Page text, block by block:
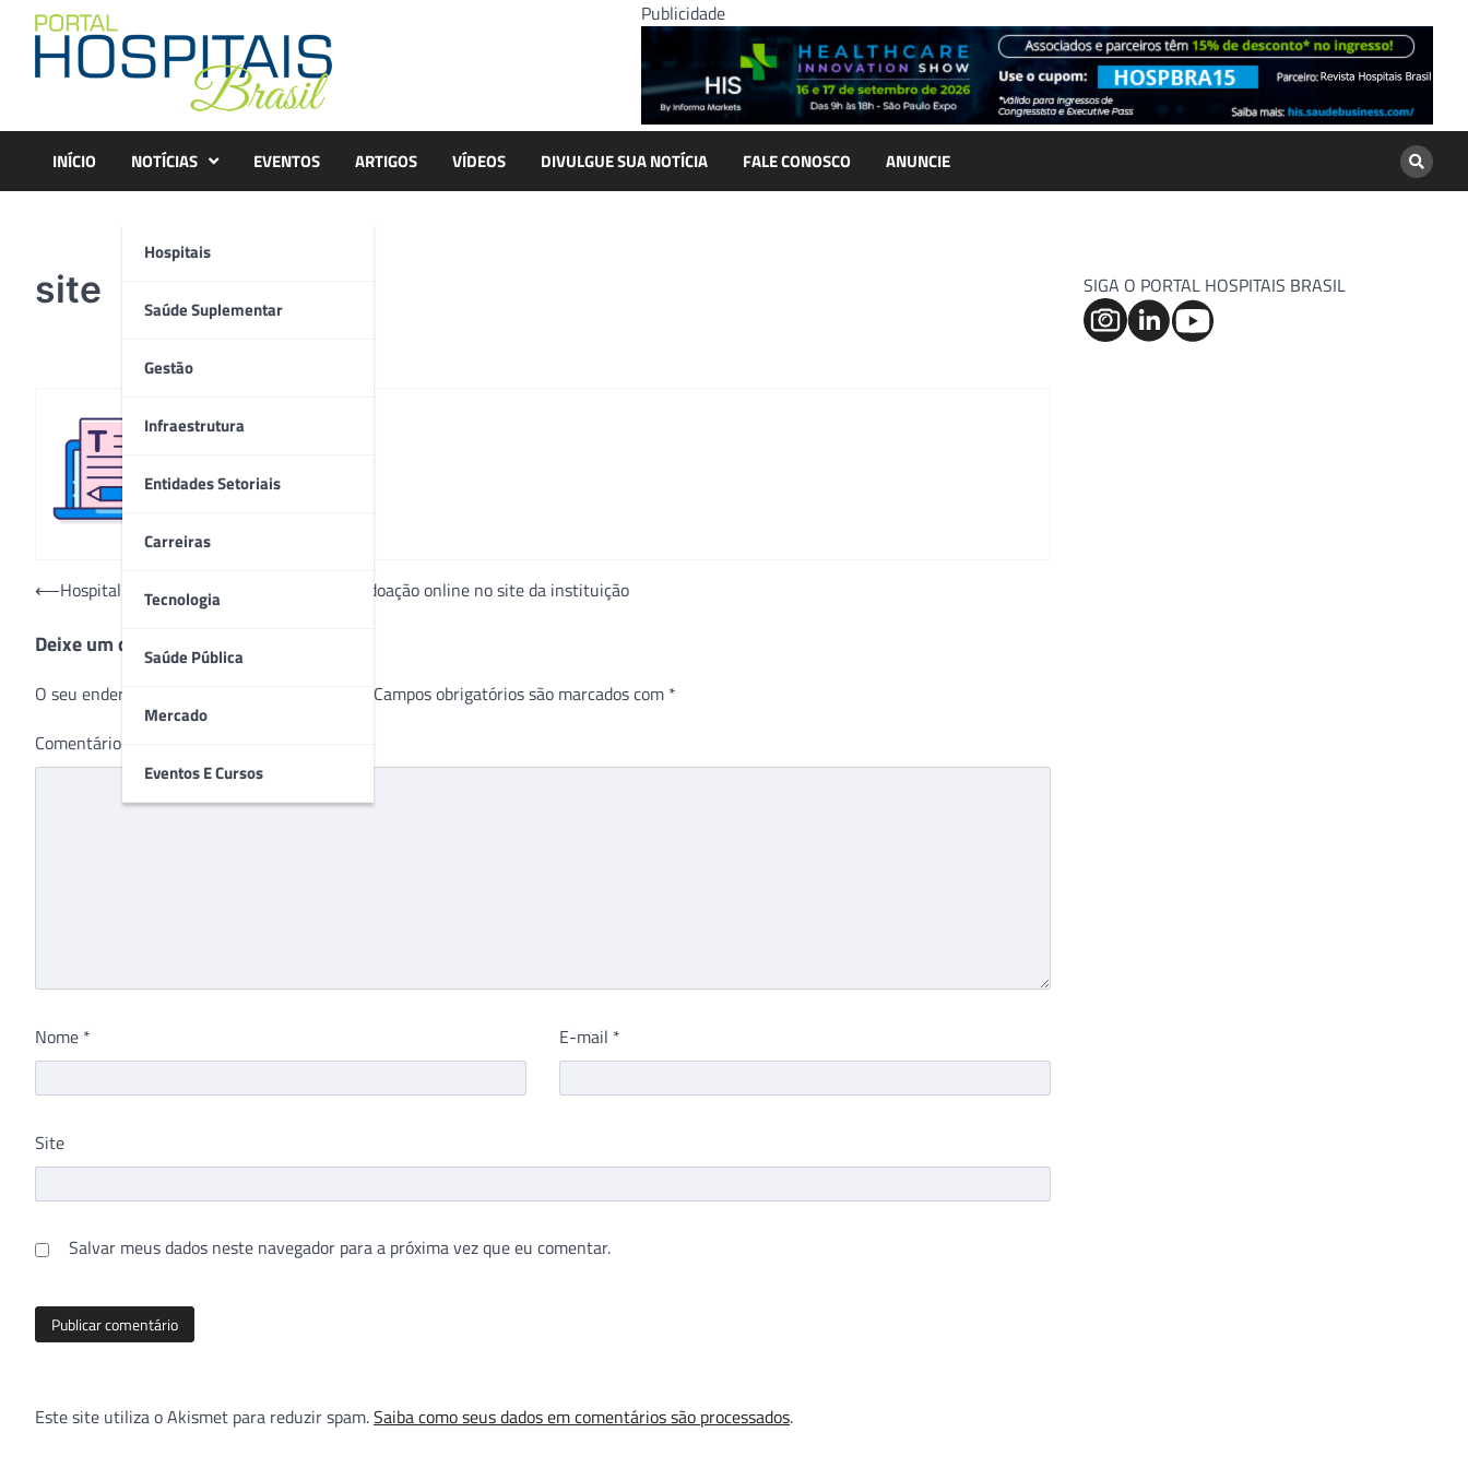
content
Publicidade
INÍCIO NOTÍCIAS
Hospitais
Saúde Suplementar
Gestão
Infraestrutura
Entidades Setoriais
Carreiras
Tecnologia
Saúde Pública
Mercado
Eventos E Cursos
EVENTOS ARTIGOS VÍDEOS DIVULGUE SUA NOTÍCIA FALE CONOSCO ANUNCIE
site
Navegação
Post
⟵Hospital São Vicente implanta “botão” de doação online no site da instituição
Deixe um comentário
O seu endereço de e-mail não será publicado. Campos obrigatórios são marcados com *
Comentário
Nome * E-mail *
Site
Salvar meus dados neste navegador para a próxima vez que eu comentar.
Este site utiliza o Akismet para reduzir spam.Saiba como seus dados em comentários são processados.
SIGA O PORTAL HOSPITAIS BRASIL